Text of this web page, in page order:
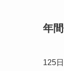
年
125